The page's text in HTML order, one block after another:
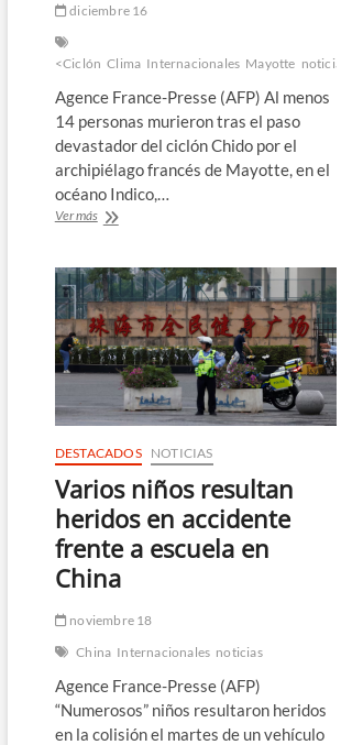
diciembre 16
<Ciclón Clima Internacionales Mayotte noticias
Agence France-Presse (AFP) Al menos
14 personas murieron tras el paso
devastador del ciclón Chido por el
archipiélago francés de Mayotte, en el
océano Indico,…
Ver másCiclón
al
menos
14
muertos
y
devastación
Mayotte
DESTACADOS NOTICIAS
Varios niños resultan
heridos en accidente
frente a escuela en
China
noviembre 18
China Internacionales noticias
Agence France-Presse (AFP)
“Numerosos” niños resultaron heridos
en la colisión el martes de un vehículo